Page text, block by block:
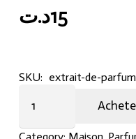
15د.ت
SKU: extrait-de-
parfum
Category: Maison,